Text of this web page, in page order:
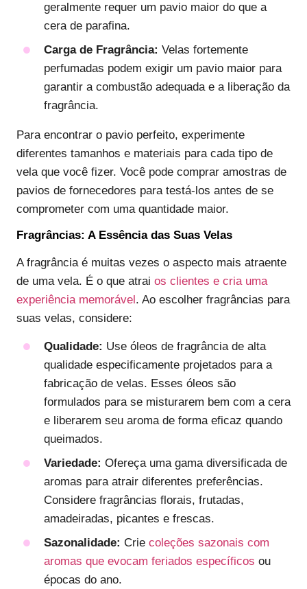
geralmente requer um pavio maior do que a
cera de parafina.
Carga de Fragrância: Velas fortemente
perfumadas podem exigir um pavio maior para
garantir a combustão adequada e a liberação da
fragrância.
Para encontrar o pavio perfeito, experimente
diferentes tamanhos e materiais para cada tipo de
vela que você fizer. Você pode comprar amostras de
pavios de fornecedores para testá-los antes de se
comprometer com uma quantidade maior.
Fragrâncias: A Essência das Suas Velas
A fragrância é muitas vezes o aspecto mais atraente
de uma vela. É o que atrai os clientes e cria uma
experiência memorável. Ao escolher fragrâncias para
suas velas, considere:
Qualidade: Use óleos de fragrância de alta
qualidade especificamente projetados para a
fabricação de velas. Esses óleos são
formulados para se misturarem bem com a cera
e liberarem seu aroma de forma eficaz quando
queimados.
Variedade: Ofereça uma gama diversificada de
aromas para atrair diferentes preferências.
Considere fragrâncias florais, frutadas,
amadeiradas, picantes e frescas.
Sazonalidade: Crie coleções sazonais com
aromas que evocam feriados específicos ou
épocas do ano.